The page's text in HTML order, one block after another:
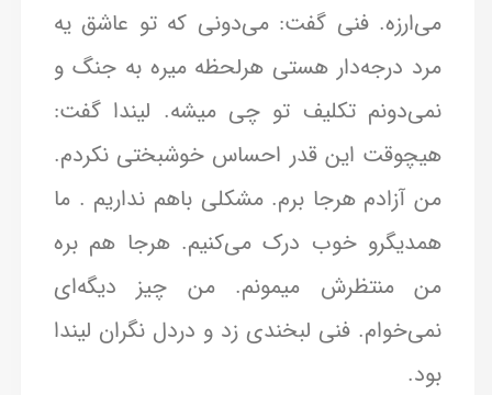
می‌ارزه. فنی گفت: می‌دونی که تو عاشق یه
مرد درجه‌دار هستی هرلحظه میره به جنگ و
نمی‌دونم تکلیف تو چی میشه. لیندا گفت:
هیچوقت این قدر احساس خوشبختی نکردم.
من آزادم هرجا برم. مشکلی باهم نداریم . ما
همدیگرو خوب درک می‌کنیم. هرجا هم بره
من منتظرش میمونم. من چیز دیگه‌ای
نمی‌خوام. فنی لبخندی زد و دردل نگران لیندا
بود.